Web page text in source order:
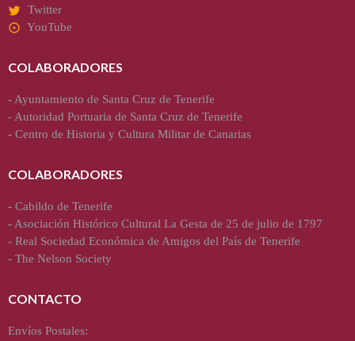
Twitter
YouTube
COLABORADORES
- Ayuntamiento de Santa Cruz de Tenerife
- Autoridad Portuaria de Santa Cruz de Tenerife
- Centro de Historia y Cultura Militar de Canarias
COLABORADORES
- Cabildo de Tenerife
- Asociación Histórico Cultural La Gesta de 25 de julio de 1797
- Real Sociedad Económica de Amigos del País de Tenerife
- The Nelson Society
CONTACTO
Envíos Postales: